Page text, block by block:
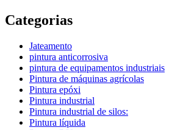
Categorias
Jateamento
pintura anticorrosiva
pintura de equipamentos industriais
Pintura de máquinas agrícolas
Pintura epóxi
Pintura industrial
Pintura industrial de silos:
Pintura líquida